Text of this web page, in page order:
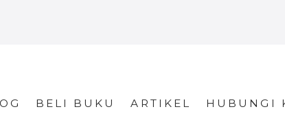
BELI BUKU ARTIKEL HUBUNGI